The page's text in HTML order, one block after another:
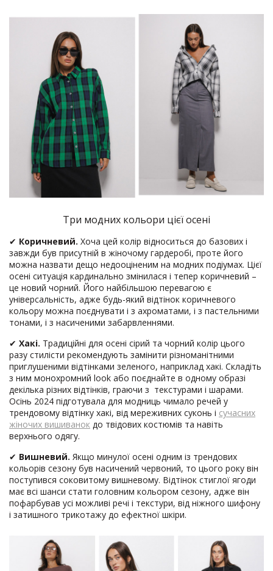
Три модних кольори цієї осені
✔ Коричневий. Хоча цей колір відноситься до базових і
завжди був присутній в жіночому гардеробі, проте його
можна назвати дещо недооціненим на модних подіумах. Цієї
осені ситуація кардинально змінилася і тепер коричневий –
це новий чорний. Його найбільшою перевагою є
універсальність, адже будь-який відтінок коричневого
кольору можна поєднувати і з ахроматами, і з пастельними
тонами, і з насиченими забарвленнями.
✔ Хакі. Традиційні для осені сірий та чорний колір цього
разу стилісти рекомендують замінити різноманітними
приглушеними відтінками зеленого, наприклад хакі. Складіть
з ним монохромний look або поєднайте в одному образі
декілька різних відтінків, граючи з текстурами і шарами.
Осінь 2024 підготувала для модниць чимало речей у
трендовому відтінку хакі, від мереживних суконь і сучасних
жіночих вишиванок до твідових костюмів та навіть
верхнього одягу.
✔ Вишневий. Якщо минулої осені одним із трендових
кольорів сезону був насичений червоний, то цього року він
поступився соковитому вишневому. Відтінок стиглої ягоди
має всі шанси стати головним кольором сезону, адже він
пофарбував усі можливі речі і текстури, від ніжного шифону
і затишного трикотажу до ефектної шкіри.